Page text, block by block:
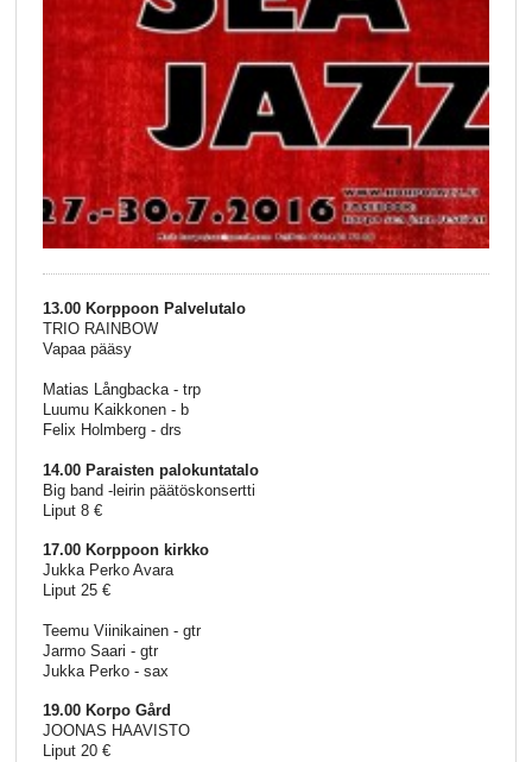
13.00 Korppoon Palvelutalo
TRIO RAINBOW
Vapaa pääsy
Matias Långbacka - trp
Luumu Kaikkonen - b
Felix Holmberg - drs
14.00 Paraisten palokuntatalo
Big band -leirin päätöskonsertti
Liput 8 €
17.00 Korppoon kirkko
Jukka Perko Avara
Liput 25 €
Teemu Viinikainen - gtr
Jarmo Saari - gtr
Jukka Perko - sax
19.00 Korpo Gård
JOONAS HAAVISTO
Liput 20 €